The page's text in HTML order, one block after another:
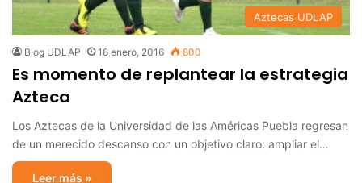
Aztecas UDLAP
Blog UDLAP 18 enero, 2016 800
Es momento de replantear la estrategia
Azteca
Los Aztecas de la Universidad de las Américas Puebla regresan
de un merecido descanso con un objetivo claro: ampliar el…
Leer más »